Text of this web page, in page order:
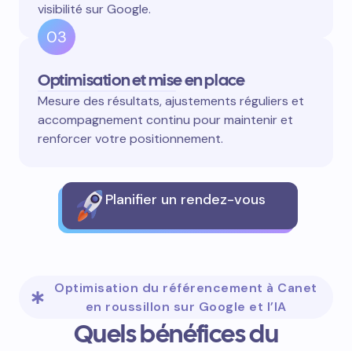
visibilité sur Google.
03
Optimisation et mise en place
Mesure des résultats, ajustements réguliers et
accompagnement continu pour maintenir et
renforcer votre positionnement.
Planifier un rendez-vous
Optimisation du référencement à Canet
en roussillon sur Google et l’IA
Quels bénéfices du